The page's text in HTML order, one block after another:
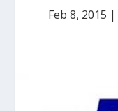
Feb 8, 2015 |